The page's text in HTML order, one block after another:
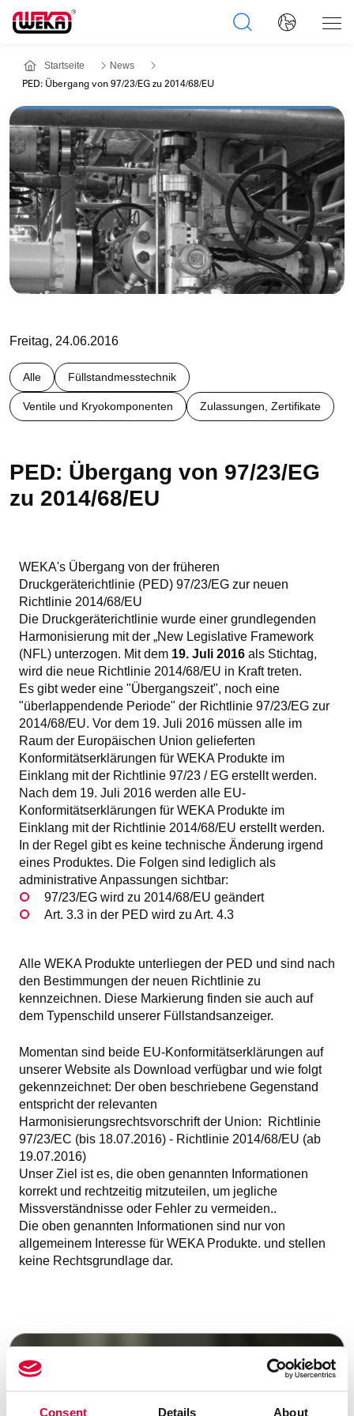
Consent Details About
Startseite News
PED: Übergang von 97/23/EG zu 2014/68/EU
Freitag, 24.06.2016
Alle Füllstandmesstechnik
Ventile und Kryokomponenten Zulassungen, Zertifikate
PED: Übergang von 97/23/EG
zu 2014/68/EU
WEKA's Übergang von der früheren
Druckgeräterichtlinie (PED) 97/23/EG zur neuen
Richtlinie 2014/68/EU
Die Druckgeräterichtlinie wurde einer grundlegenden
Harmonisierung mit der „New Legislative Framework
(NFL) unterzogen. Mit dem 19. Juli 2016 als Stichtag,
wird die neue Richtlinie 2014/68/EU in Kraft treten.
Es gibt weder eine "Übergangszeit", noch eine
"überlappendende Periode" der Richtlinie 97/23/EG zur
2014/68/EU. Vor dem 19. Juli 2016 müssen alle im
Raum der Europäischen Union gelieferten
Konformitätserklärungen für WEKA Produkte im
Einklang mit der Richtlinie 97/23 / EG erstellt werden.
Nach dem 19. Juli 2016 werden alle EU-
Konformitätserklärungen für WEKA Produkte im
Einklang mit der Richtlinie 2014/68/EU erstellt werden.
In der Regel gibt es keine technische Änderung irgend
eines Produktes. Die Folgen sind lediglich als
administrative Anpassungen sichtbar:
97/23/EG wird zu 2014/68/EU geändert
Art. 3.3 in der PED wird zu Art. 4.3
Alle WEKA Produkte unterliegen der PED und sind nach
den Bestimmungen der neuen Richtlinie zu
kennzeichnen. Diese Markierung finden sie auch auf
dem Typenschild unserer Füllstandsanzeiger.
Momentan sind beide EU-Konformitätserklärungen auf
unserer Website als Download verfügbar und wie folgt
gekennzeichnet: Der oben beschriebene Gegenstand
entspricht der relevanten
Harmonisierungsrechtsvorschrift der Union: Richtlinie
97/23/EC (bis 18.07.2016) - Richtlinie 2014/68/EU (ab
19.07.2016)
Unser Ziel ist es, die oben genannten Informationen
korrekt und rechtzeitig mitzuteilen, um jegliche
Missverständnisse oder Fehler zu vermeiden..
Die oben genannten Informationen sind nur von
allgemeinem Interesse für WEKA Produkte. und stellen
keine Rechtsgrundlage dar.